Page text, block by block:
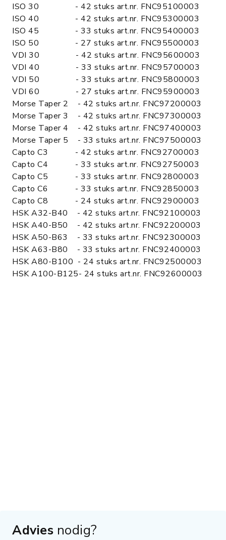
ISO 30 - 42 stuks art.nr. FNC95100003
ISO 40 - 42 stuks art.nr. FNC95300003
ISO 45 - 33 stuks art.nr. FNC95400003
ISO 50 - 27 stuks art.nr. FNC95500003
VDI 30 - 42 stuks art.nr. FNC95600003
VDI 40 - 33 stuks art.nr. FNC95700003
VDI 50 - 33 stuks art.nr. FNC95800003
VDI 60 - 27 stuks art.nr. FNC95900003
Morse Taper 2 - 42 stuks art.nr. FNC97200003
Morse Taper 3 - 42 stuks art.nr. FNC97300003
Morse Taper 4 - 42 stuks art.nr. FNC97400003
Morse Taper 5 - 33 stuks art.nr. FNC97500003
Capto C3 - 42 stuks art.nr. FNC92700003
Capto C4 - 33 stuks art.nr. FNC92750003
Capto C5 - 33 stuks art.nr. FNC92800003
Capto C6 - 33 stuks art.nr. FNC92850003
Capto C8 - 24 stuks art.nr. FNC92900003
HSK A32-B40 - 42 stuks art.nr. FNC92100003
HSK A40-B50 - 42 stuks art.nr. FNC92200003
HSK A50-B63 - 33 stuks art.nr. FNC92300003
HSK A63-B80 - 33 stuks art.nr. FNC92400003
HSK A80-B100 - 24 stuks art.nr. FNC92500003
HSK A100-B125- 24 stuks art.nr. FNC92600003
Advies nodig?